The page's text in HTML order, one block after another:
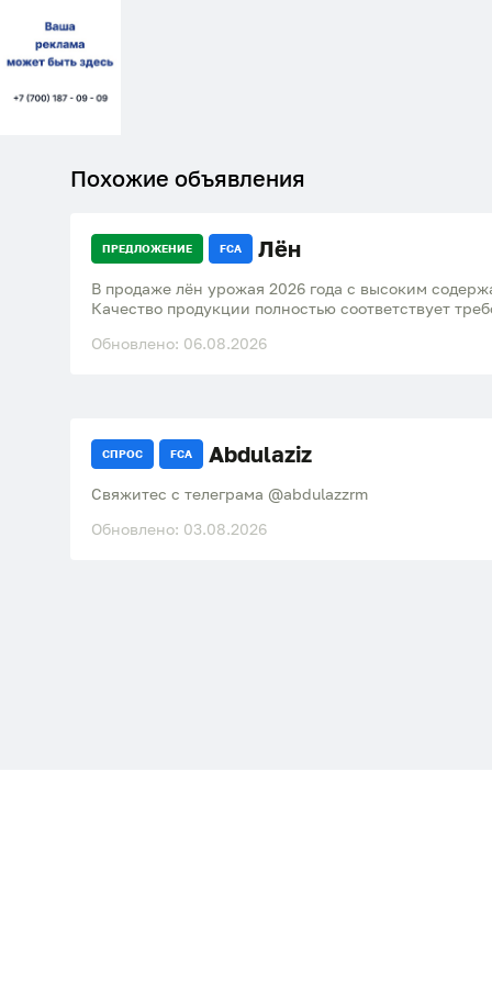
Похожие объявления
ПРЕДЛОЖЕНИЕ FCA Лён
В продаже лён урожая 2026 года с высоким содержанием масличности – 44%.
Качество продукции полностью соответствует
составляет 430 долларов за тонну. Мы предлагаем
Обновлено: 06.08.2026
СПРОС FCA Abdulaziz
Свяжитес с телеграма @abdulazzrm
Обновлено: 03.08.2026